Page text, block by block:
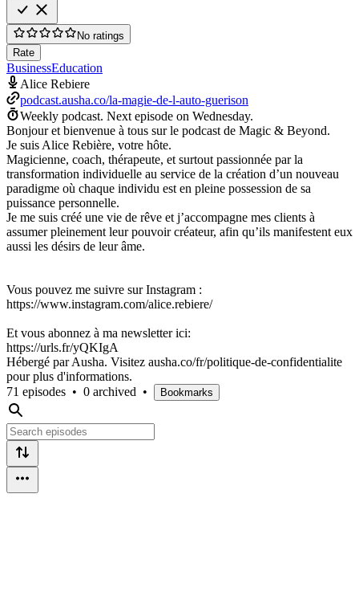
No ratings
Rate
BusinessEducation
Alice Rebiere
podcast.ausha.co/la-magie-de-l-auto-guerison
Weekly podcast. Next episode on Wednesday.
Bonjour et bienvenue à tous sur le podcast de Magic & Beyond.
Je suis Alice Rebière, votre hôte.
Magicienne, coach, thérapeute, et surtout passionnée par la
transformation individuelle au service de la création d’un nouveau
paradigme où chaque individu est en pleine possession de sa
puissance personnelle.
Je me suis créé une vie de rêve et j’accompagne mes clients à
assumer pleinement leur pouvoir créateur, afin qu’ils manifestent eux
aussi les désirs de leur âme.
Vous pouvez me suivre sur Instagram :
https://www.instagram.com/alice.rebiere/
Et vous abonnez à ma newsletter ici:
https://urls.fr/yQKIgA
Hébergé par Ausha. Visitez ausha.co/fr/politique-de-confidentialite
pour plus d'informations.
71 episodes • 0 archived • Bookmarks